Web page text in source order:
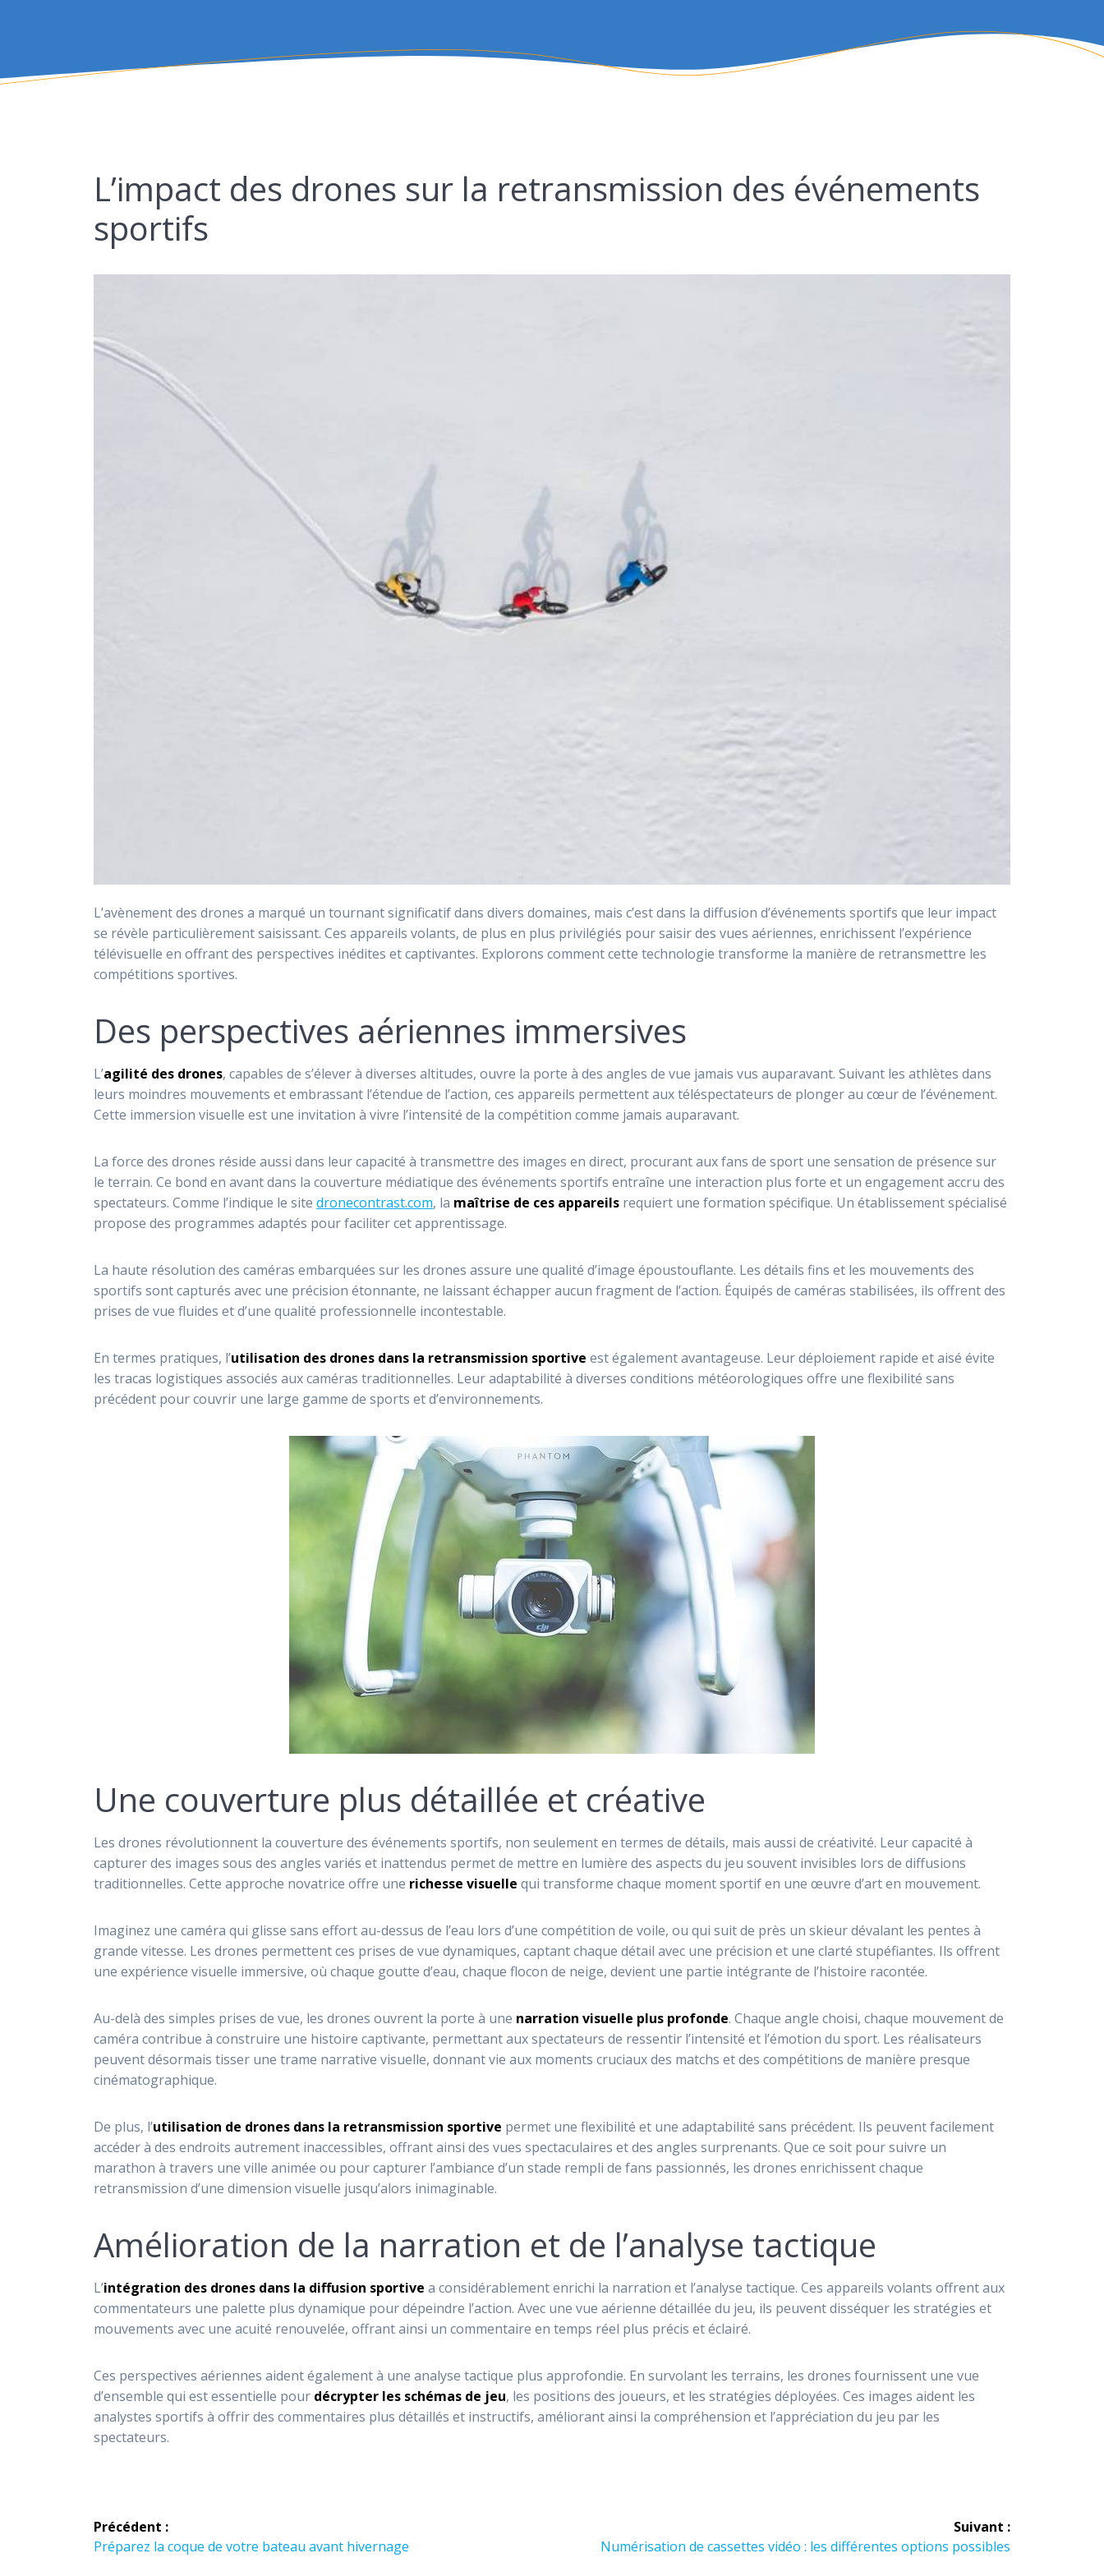
L’impact des drones sur la retransmission des événements
sportifs
L’avènement des drones a marqué un tournant significatif dans divers domaines, mais c’est dans la diffusion d’événements sportifs que leur impact
se révèle particulièrement saisissant. Ces appareils volants, de plus en plus privilégiés pour saisir des vues aériennes, enrichissent l’expérience
télévisuelle en offrant des perspectives inédites et captivantes. Explorons comment cette technologie transforme la manière de retransmettre les
compétitions sportives.
Des perspectives aériennes immersives
L’agilité des drones, capables de s’élever à diverses altitudes, ouvre la porte à des angles de vue jamais vus auparavant. Suivant les athlètes dans
leurs moindres mouvements et embrassant l’étendue de l’action, ces appareils permettent aux téléspectateurs de plonger au cœur de l’événement.
Cette immersion visuelle est une invitation à vivre l’intensité de la compétition comme jamais auparavant.
La force des drones réside aussi dans leur capacité à transmettre des images en direct, procurant aux fans de sport une sensation de présence sur
le terrain. Ce bond en avant dans la couverture médiatique des événements sportifs entraîne une interaction plus forte et un engagement accru des
spectateurs. Comme l’indique le sitedronecontrast.com, la maîtrise de ces appareils requiert une formation spécifique. Un établissement spécialisé
propose des programmes adaptés pour faciliter cet apprentissage.
La haute résolution des caméras embarquées sur les drones assure une qualité d’image époustouflante. Les détails fins et les mouvements des
sportifs sont capturés avec une précision étonnante, ne laissant échapper aucun fragment de l’action. Équipés de caméras stabilisées, ils offrent des
prises de vue fluides et d’une qualité professionnelle incontestable.
En termes pratiques, l’utilisation des drones dans la retransmission sportive est également avantageuse. Leur déploiement rapide et aisé évite
les tracas logistiques associés aux caméras traditionnelles. Leur adaptabilité à diverses conditions météorologiques offre une flexibilité sans
précédent pour couvrir une large gamme de sports et d’environnements.
Une couverture plus détaillée et créative
Les drones révolutionnent la couverture des événements sportifs, non seulement en termes de détails, mais aussi de créativité. Leur capacité à
capturer des images sous des angles variés et inattendus permet de mettre en lumière des aspects du jeu souvent invisibles lors de diffusions
traditionnelles. Cette approche novatrice offre une richesse visuelle qui transforme chaque moment sportif en une œuvre d’art en mouvement.
Imaginez une caméra qui glisse sans effort au-dessus de l’eau lors d’une compétition de voile, ou qui suit de près un skieur dévalant les pentes à
grande vitesse. Les drones permettent ces prises de vue dynamiques, captant chaque détail avec une précision et une clarté stupéfiantes. Ils offrent
une expérience visuelle immersive, où chaque goutte d’eau, chaque flocon de neige, devient une partie intégrante de l’histoire racontée.
Au-delà des simples prises de vue, les drones ouvrent la porte à une narration visuelle plus profonde. Chaque angle choisi, chaque mouvement de
caméra contribue à construire une histoire captivante, permettant aux spectateurs de ressentir l’intensité et l’émotion du sport. Les réalisateurs
peuvent désormais tisser une trame narrative visuelle, donnant vie aux moments cruciaux des matchs et des compétitions de manière presque
cinématographique.
De plus, l’utilisation de drones dans la retransmission sportive permet une flexibilité et une adaptabilité sans précédent. Ils peuvent facilement
accéder à des endroits autrement inaccessibles, offrant ainsi des vues spectaculaires et des angles surprenants. Que ce soit pour suivre un
marathon à travers une ville animée ou pour capturer l’ambiance d’un stade rempli de fans passionnés, les drones enrichissent chaque
retransmission d’une dimension visuelle jusqu’alors inimaginable.
Amélioration de la narration et de l’analyse tactique
L’intégration des drones dans la diffusion sportive a considérablement enrichi la narration et l’analyse tactique. Ces appareils volants offrent aux
commentateurs une palette plus dynamique pour dépeindre l’action. Avec une vue aérienne détaillée du jeu, ils peuvent disséquer les stratégies et
mouvements avec une acuité renouvelée, offrant ainsi un commentaire en temps réel plus précis et éclairé.
Ces perspectives aériennes aident également à une analyse tactique plus approfondie. En survolant les terrains, les drones fournissent une vue
d’ensemble qui est essentielle pour décrypter les schémas de jeu, les positions des joueurs, et les stratégies déployées. Ces images aident les
analystes sportifs à offrir des commentaires plus détaillés et instructifs, améliorant ainsi la compréhension et l’appréciation du jeu par les
spectateurs.
Navigation
de
Précédent :
Article
Préparez la coque de votre bateau avant hivernage
Suivant :
Article
Numérisation de cassettes vidéo : les différentes options possibles